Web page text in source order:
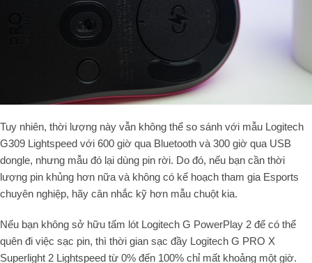
Tuy nhiên, thời lượng này vẫn không thể so sánh với mẫu Logitech
G309 Lightspeed với 600 giờ qua Bluetooth và 300 giờ qua USB
dongle, nhưng mẫu đó lại dùng pin rời. Do đó, nếu bạn cần thời
lượng pin khủng hơn nữa và không có kế hoạch tham gia Esports
chuyên nghiệp, hãy cân nhắc kỹ hơn mẫu chuột kia.
Nếu bạn không sở hữu tấm lót Logitech G PowerPlay 2 để có thể
quên đi việc sạc pin, thì thời gian sạc đầy Logitech G PRO X
Superlight 2 Lightspeed từ 0% đến 100% chỉ mất khoảng một giờ.